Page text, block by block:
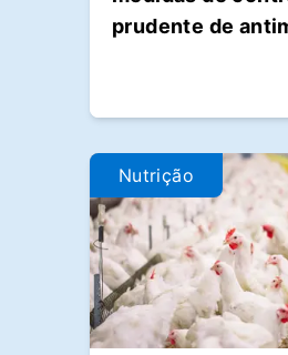
prudente de
Nutrição